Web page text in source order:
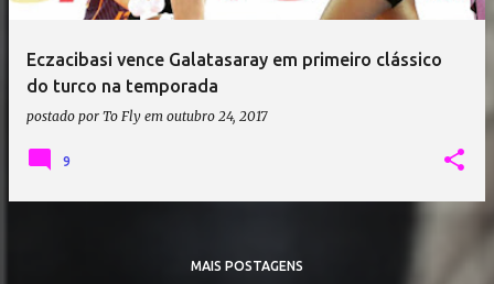
Eczacibasi vence Galatasaray em primeiro clássico
do turco na temporada
postado por To Fly em outubro 24, 2017
9
MAIS POSTAGENS